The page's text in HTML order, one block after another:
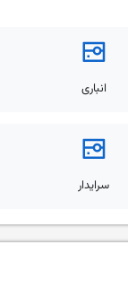
انباری
سرایدار